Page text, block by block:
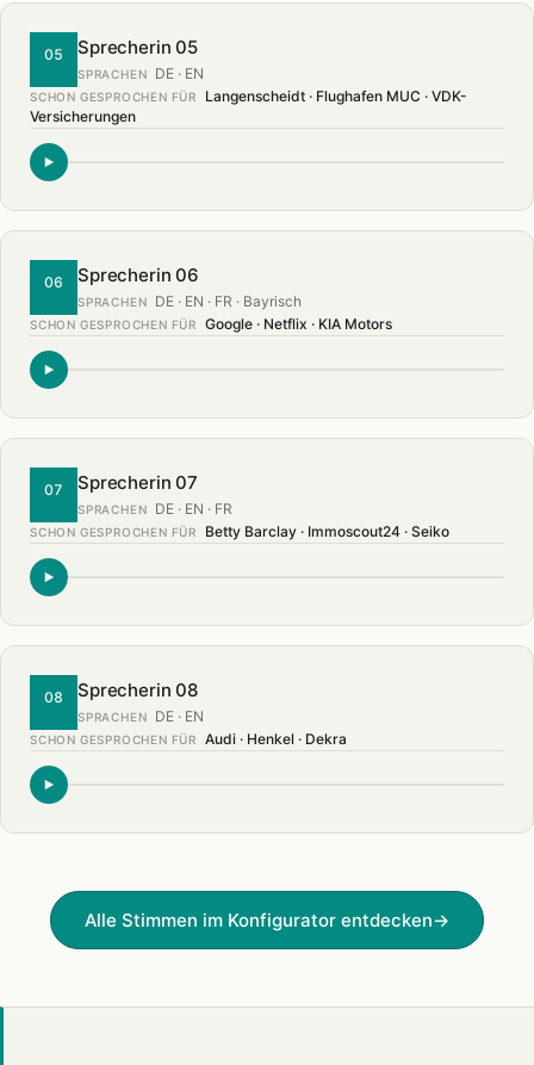
05 Sprecherin 05
SPRACHEN DE · EN
SCHON GESPROCHEN FÜR
Langenscheidt · Flughafen MUC · VDK-
Versicherungen
06 Sprecherin 06
SPRACHEN DE · EN · FR · Bayrisch
SCHON GESPROCHEN FÜR Google · Netflix · KIA Motors
07 Sprecherin 07
SPRACHEN DE · EN · FR
SCHON GESPROCHEN FÜR Betty Barclay · Immoscout24 · Seiko
08 Sprecherin 08
SPRACHEN DE · EN
SCHON GESPROCHEN FÜR Audi · Henkel · Dekra
Alle Stimmen im Konfigurator entdecken→